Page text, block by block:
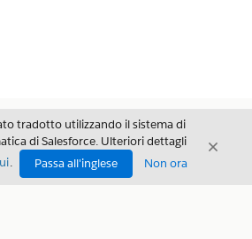
tradotto utilizzando il sistema di
di Salesforce. Ulteriori dettagli
. Passa all'inglese Non ora
Chiudi